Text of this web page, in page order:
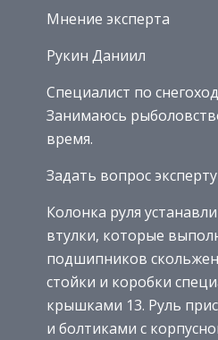
Мнение эксперта
Рукин Даниил
Специалист по
Занимаюсь
время.
Задать вопрос эксперту
Колонка руля
втулки, которые
подшипников
стойки и коробки
крышками 13. Руль
и болтиками с